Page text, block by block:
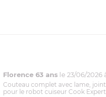
Florence 63 ans le 23/06/2026 à
Couteau complet avec lame,
pour le robot cuiseur Cook Expert